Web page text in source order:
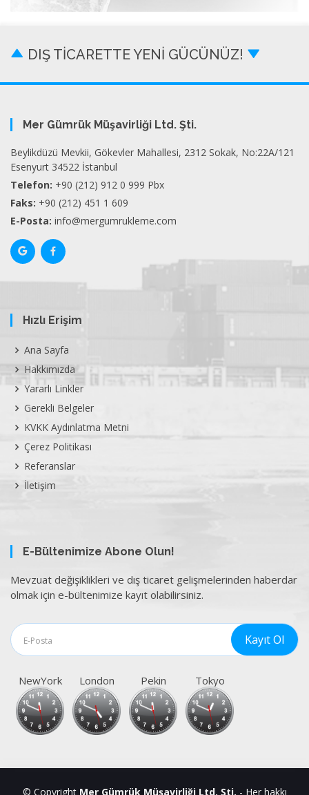
DIŞ TİCARETTE YENİ GÜCÜNÜZ!
Mer Gümrük Müşavirliği Ltd. Şti.
Beylikdüzü Mevkii, Gökevler Mahallesi, 2312 Sokak, No:22A/121
Esenyurt 34522 İstanbul
Telefon: +90 (212) 912 0 999 Pbx
Faks: +90 (212) 451 1 609
E-Posta: info@mergumrukleme.com
Hızlı Erişim
Ana Sayfa
Hakkımızda
Yararlı Linkler
Gerekli Belgeler
KVKK Aydınlatma Metni
Çerez Politikası
Referanslar
İletişim
E-Bültenimize Abone Olun!
Mevzuat değişiklikleri ve dış ticaret gelişmelerinden haberdar
olmak için e-bültenimize kayıt olabilirsiniz.
NewYork London Pekin Tokyo
© Copyright Mer Gümrük Müşavirliği Ltd. Şti. - Her hakkı